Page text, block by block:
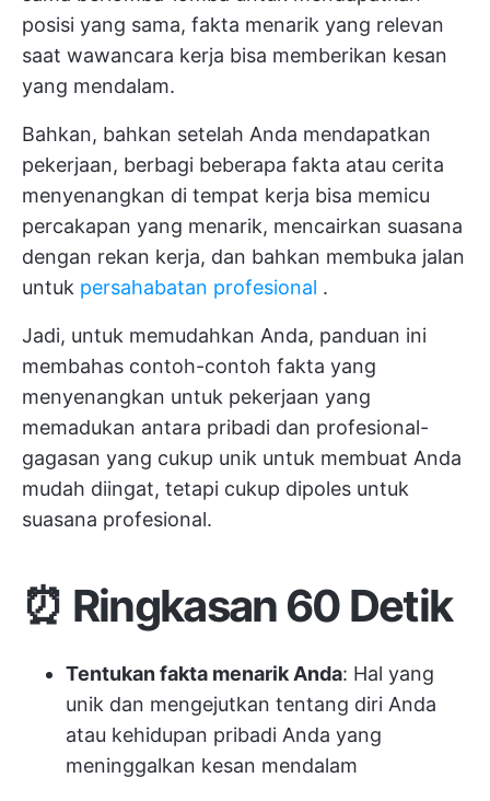
posisi yang sama, fakta menarik yang relevan
saat wawancara kerja bisa memberikan kesan
yang mendalam.
Bahkan, bahkan setelah Anda mendapatkan
pekerjaan, berbagi beberapa fakta atau cerita
menyenangkan di tempat kerja bisa memicu
percakapan yang menarik, mencairkan suasana
dengan rekan kerja, dan bahkan membuka jalan
untuk persahabatan profesional .
Jadi, untuk memudahkan Anda, panduan ini
membahas contoh-contoh fakta yang
menyenangkan untuk pekerjaan yang
memadukan antara pribadi dan profesional-
gagasan yang cukup unik untuk membuat Anda
mudah diingat, tetapi cukup dipoles untuk
suasana profesional.
⏰ Ringkasan 60 Detik
Tentukan fakta menarik Anda: Hal yang
unik dan mengejutkan tentang diri Anda
atau kehidupan pribadi Anda yang
meninggalkan kesan mendalam